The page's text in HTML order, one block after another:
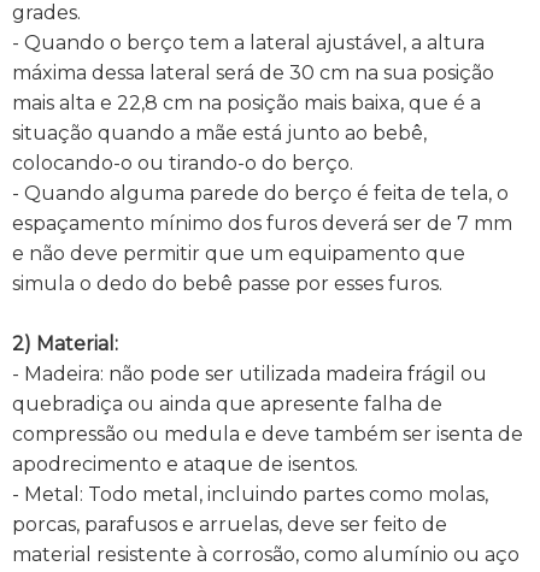
grades.
- Quando o berço tem a lateral ajustável, a altura
máxima dessa lateral será de 30 cm na sua posição
mais alta e 22,8 cm na posição mais baixa, que é a
situação quando a mãe está junto ao bebê,
colocando-o ou tirando-o do berço.
- Quando alguma parede do berço é feita de tela, o
espaçamento mínimo dos furos deverá ser de 7 mm
e não deve permitir que um equipamento que
simula o dedo do bebê passe por esses furos.
2) Material:
- Madeira: não pode ser utilizada madeira frágil ou
quebradiça ou ainda que apresente falha de
compressão ou medula e deve também ser isenta de
apodrecimento e ataque de isentos.
- Metal: Todo metal, incluindo partes como molas,
porcas, parafusos e arruelas, deve ser feito de
material resistente à corrosão, como alumínio ou aço